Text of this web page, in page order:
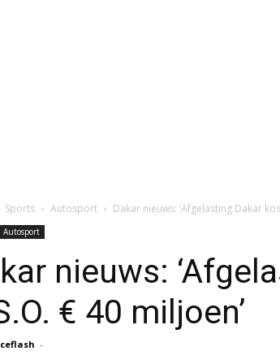
Sports Autosport Dakar nieuws: ‘Afgelasting Dakar
Autosport
nieuws:
€ 40 miljoen’
-